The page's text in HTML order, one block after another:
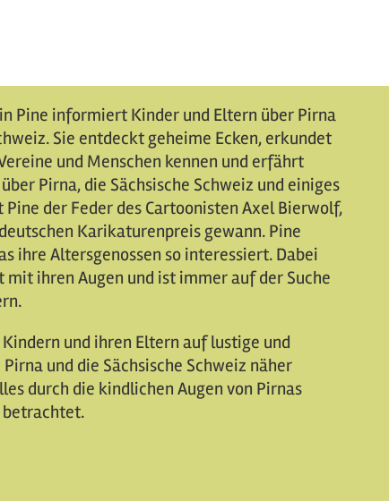
Pine informiert Kinder und Eltern über Pirna
Sie entdeckt geheime Ecken, erkundet
und Menschen kennen und erfährt
Pirna, die Sächsische Schweiz und einiges
Pine der Feder des Cartoonisten Axel Bierwolf,
Karikaturenpreis gewann. Pine
ihre Altersgenossen so interessiert. Dabei
ihren Augen und ist immer auf der Suche
und ihren Eltern auf lustige und
und die Sächsische Schweiz näher
durch die kindlichen Augen von Pirnas
betrachtet.